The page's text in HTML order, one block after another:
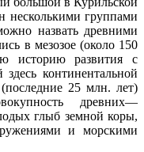
несколькими группами
назвать древними
в мезозое (около 150
историю развития с
континентальной
25 млн. лет)
древних—
глыб земной коры,
и морскими